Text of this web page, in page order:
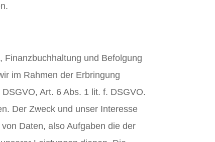
und Befolgung
im Rahmen der Erbringung
Art. 6 Abs. 1 lit. f. DSGVO.
Der Zweck und unser Interesse
Daten, also Aufgaben die der